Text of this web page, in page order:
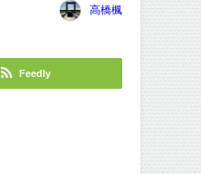
高橋楓
Feedly